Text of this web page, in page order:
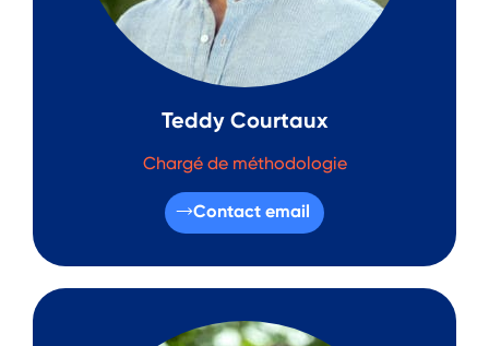
Teddy Courtaux
Chargé de méthodologie
Contact email